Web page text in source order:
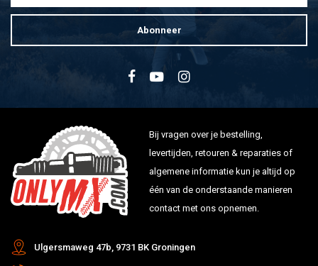
Abonneer
Bij vragen over je bestelling,
levertijden, retouren & reparaties of
algemene informatie kun je altijd op
één van de onderstaande manieren
contact met ons opnemen.
Ulgersmaweg 47b, 9731 BK Groningen